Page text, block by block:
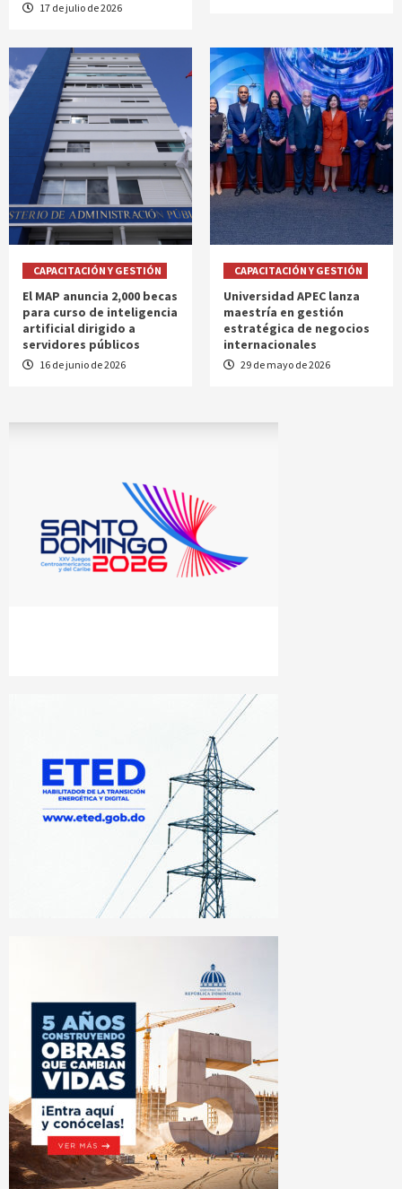
17 de julio de 2026
CAPACITACIÓN Y GESTIÓN
El MAP anuncia 2,000 becas
para curso de inteligencia
artificial dirigido a
servidores públicos
16 de junio de 2026
CAPACITACIÓN Y GESTIÓN
Universidad APEC lanza
maestría en gestión
estratégica de negocios
internacionales
29 de mayo de 2026